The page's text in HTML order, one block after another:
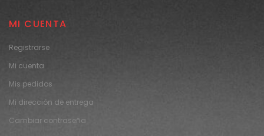
MI CUENTA
Registrarse
Mi cuenta
Mis pedidos
Mi dirección de entrega
Cambiar contraseña